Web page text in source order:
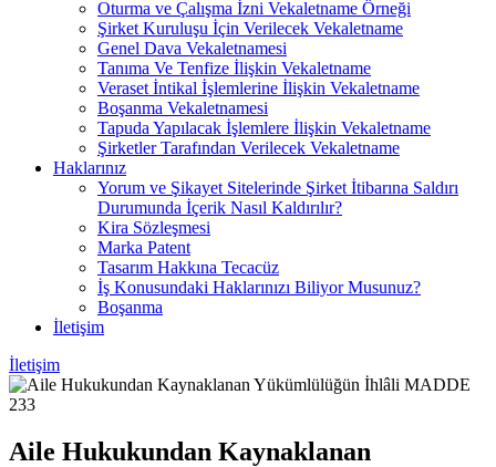
Oturma ve Çalışma İzni Vekaletname Örneği
Şirket Kuruluşu İçin Verilecek Vekaletname
Genel Dava Vekaletnamesi
Tanıma Ve Tenfize İlişkin Vekaletname
Veraset İntikal İşlemlerine İlişkin Vekaletname
Boşanma Vekaletnamesi
Tapuda Yapılacak İşlemlere İlişkin Vekaletname
Şirketler Tarafından Verilecek Vekaletname
Haklarınız
Yorum ve Şikayet Sitelerinde Şirket İtibarına Saldırı
Durumunda İçerik Nasıl Kaldırılır?
Kira Sözleşmesi
Marka Patent
Tasarım Hakkına Tecacüz
İş Konusundaki Haklarınızı Biliyor Musunuz?
Boşanma
İletişim
İletişim
Aile Hukukundan Kaynaklanan